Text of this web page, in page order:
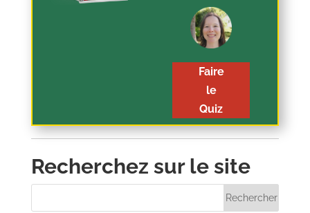
Faire
le
Quiz
Recherchez sur le site